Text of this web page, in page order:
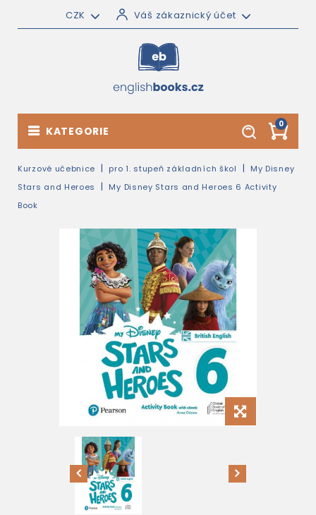
CZK Váš zákaznický účet
0
KATEGORIE
Kurzové učebnice pro 1. stupeň základních škol
My Disney
Stars and Heroes
My Disney Stars and Heroes 6 Activity
Book